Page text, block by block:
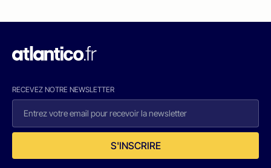
RECEVEZ NOTRE NEWSLETTER
S'INSCRIRE